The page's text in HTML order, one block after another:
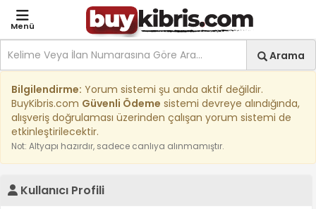
Menü
Ara
Arama
Kıbrıs İlan Platformu |
Bilgilendirme: Yorum sistemi şu anda aktif değildir.
BuyKibris.com Güvenli Ödeme sistemi devreye alındığında,
alışveriş doğrulaması üzerinden çalışan yorum sistemi de
etkinleştirilecektir.
Not: Altyapı hazırdır, sadece canlıya alınmamıştır.
Kullanıcı Profili